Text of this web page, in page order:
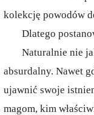
kolekcję powodów
Dlatego
Naturalnie nie
absurdalny. Nawet
ujawnić swoje
magom, kim